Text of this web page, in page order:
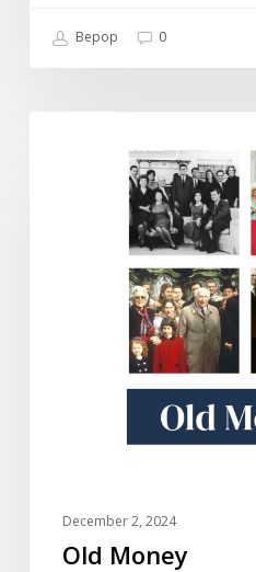
Bepop 0
DOKUMENTARI
December 2, 2024
Old Money